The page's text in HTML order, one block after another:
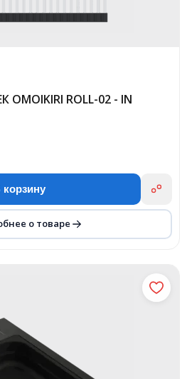
ROLL-02 - IN
корзину
о товаре